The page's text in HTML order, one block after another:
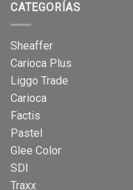
CATEGORÍAS
Sheaffer
Carioca Plus
Liggo Trade
Carioca
Factis
Pastel
Glee Color
SDI
Traxx